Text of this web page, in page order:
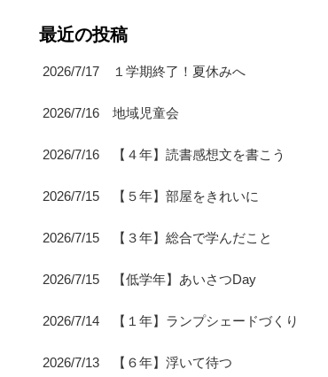
最近の投稿
2026/7/17 １学期終了！夏休みへ
2026/7/16 地域児童会
2026/7/16 【４年】読書感想文を書こう
2026/7/15 【５年】部屋をきれいに
2026/7/15 【３年】総合で学んだこと
2026/7/15 【低学年】あいさつDay
2026/7/14 【１年】ランプシェードづくり
2026/7/13 【６年】浮いて待つ